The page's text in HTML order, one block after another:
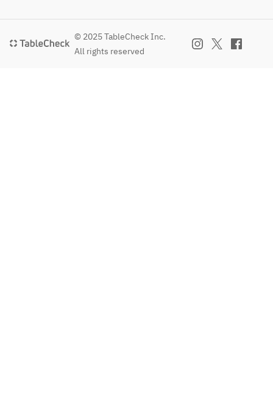
© 2025 TableCheck Inc.
All rights reserved